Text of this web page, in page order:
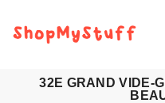
32E GRAND VIDE-